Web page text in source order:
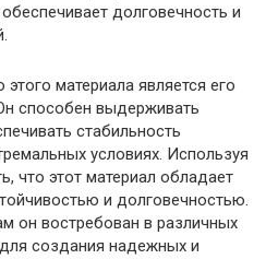
долговечность и
материала является его
способен выдерживать
стабильность
условиях. Используя
что этот материал обладает
и долговечностью.
он востребован в различных
создания надежных и